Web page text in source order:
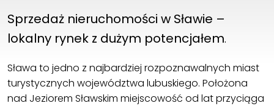
Sprzedaż nieruchomości w Sławie –
lokalny rynek z dużym potencjałem.
Sława to jedno z najbardziej rozpoznawalnych miast
turystycznych województwa lubuskiego. Położona
nad Jeziorem Sławskim miejscowość od lat przyciąga